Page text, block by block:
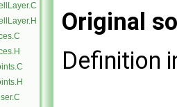
Original
Definition